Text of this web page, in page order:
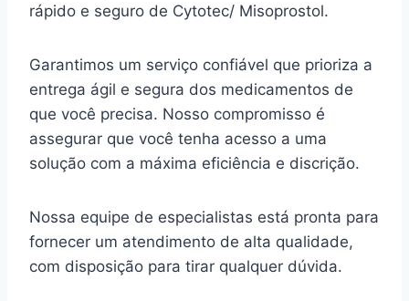
rápido e seguro de Cytotec/ Misoprostol.
Garantimos um serviço confiável que prioriza a
entrega ágil e segura dos medicamentos de
que você precisa. Nosso compromisso é
assegurar que você tenha acesso a uma
solução com a máxima eficiência e discrição.
Nossa equipe de especialistas está pronta para
fornecer um atendimento de alta qualidade,
com disposição para tirar qualquer dúvida.